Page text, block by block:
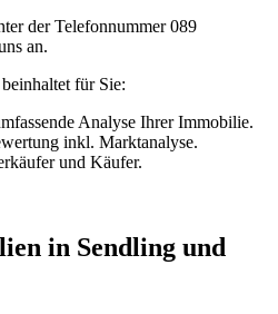
der Telefonnummer 089
an.
für Sie:
Analyse Ihrer Immobilie.
inkl. Marktanalyse.
und Käufer.
in Sendling und